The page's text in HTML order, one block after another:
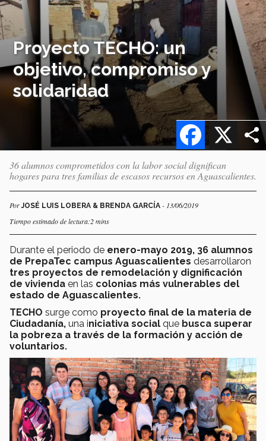
Proyecto TECHO: un
objetivo, compromiso y
solidaridad
X
Facebook
36 alumnos comprometidos con la labor social dignifican
hogares para tres familias de escasos recursos en Aguascalientes.
PorJOSÉ LUIS LOBERA & BRENDA GARCÍA - 13/06/2019
Tiempo estimado de lectura:2 mins
Durante el periodo de enero-mayo 2019, 36 alumnos
de PrepaTec campus Aguascalientes desarrollaron
tres proyectos de remodelación y dignificación
de vivienda en las colonias más vulnerables del
estado de Aguascalientes.
TECHO surge como proyecto final de la materia de
Ciudadanía, una iniciativa social que busca superar
la pobreza a través de la formación y acción de
voluntarios.